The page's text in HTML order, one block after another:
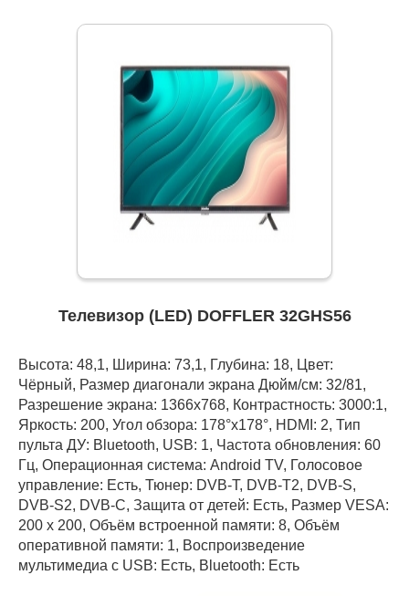
Телевизор (LED) DOFFLER 32GHS56
Высота: 48,1, Ширина: 73,1, Глубина: 18, Цвет:
Чёрный, Размер диагонали экрана Дюйм/см: 32/81,
Разрешение экрана: 1366x768, Контрастность: 3000:1,
Яркость: 200, Угол обзора: 178°x178°, HDMI: 2, Тип
пульта ДУ: Bluetooth, USB: 1, Частота обновления: 60
Гц, Операционная система: Android TV, Голосовое
управление: Есть, Тюнер: DVB-T, DVB-T2, DVB-S,
DVB-S2, DVB-C, Защита от детей: Есть, Размер VESA:
200 x 200, Объём встроенной памяти: 8, Объём
оперативной памяти: 1, Воспроизведение
мультимедиа с USB: Есть, Bluetooth: Есть